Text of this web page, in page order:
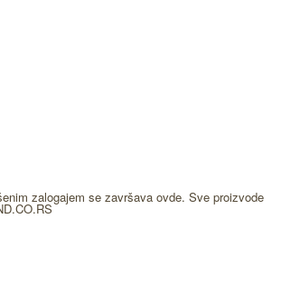
zalogajem se završava ovde. Sve proizvode